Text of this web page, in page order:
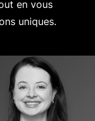
en vous
uniques.